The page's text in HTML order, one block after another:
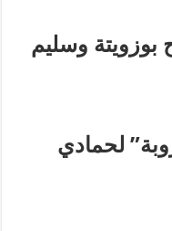
بوزويتة وسليم
لحمادي